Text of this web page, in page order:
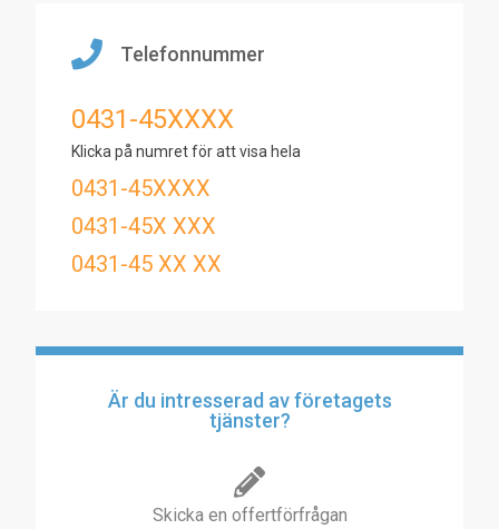
Telefonnummer
0431-45XXXX
Klicka på numret för att visa hela
0431-45XXXX
0431-45X XXX
0431-45 XX XX
Är du intresserad av företagets
tjänster?
Skicka en offertförfrågan